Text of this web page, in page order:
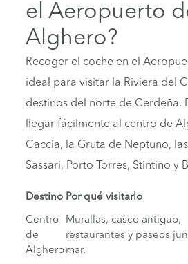
el Aeropuerto
Alghero?
Recoger el coche en el
ideal para visitar la Riviera del
destinos del norte de Cerdeña.
llegar fácilmente al centro de
Caccia, la Gruta de Neptuno,
Sassari, Porto Torres, Stintino y
Destino Por qué visitarlo
Centro
de
Alghero
Murallas, casco antiguo,
restaurantes y paseos
mar.